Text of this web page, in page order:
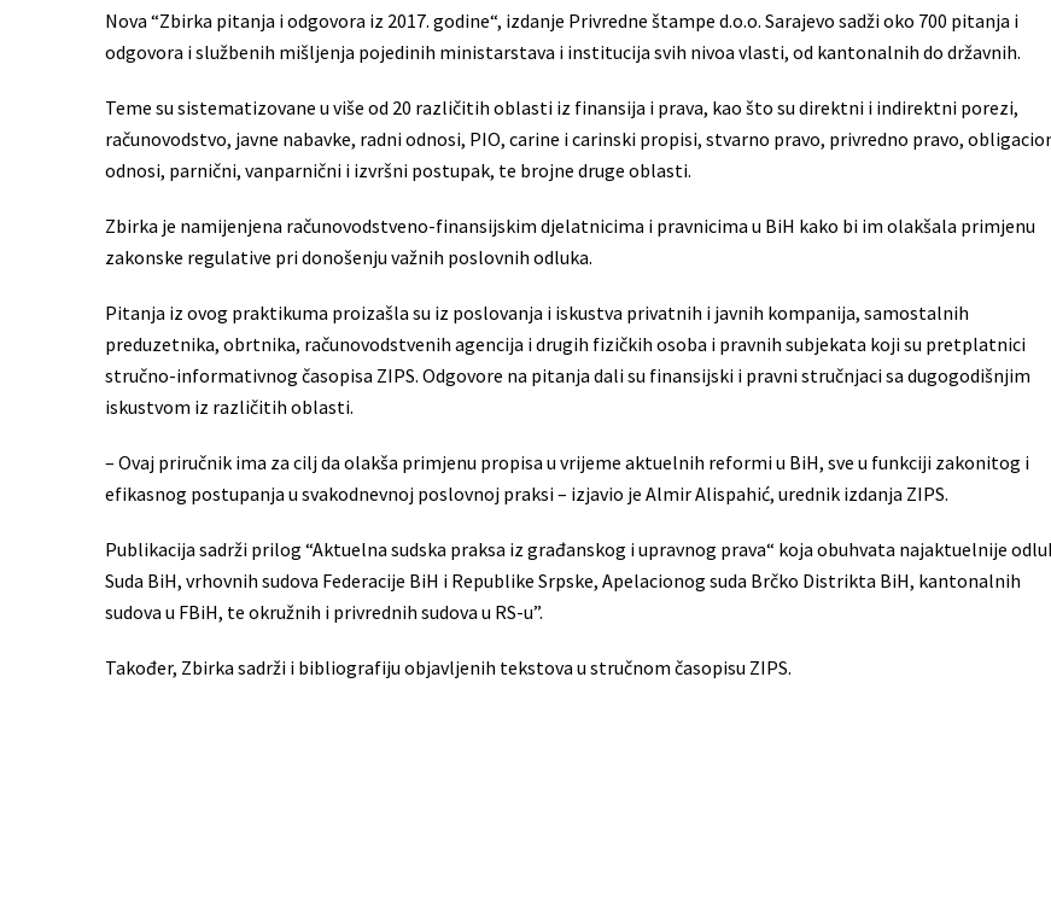
Nova “Zbirka pitanja i odgovora iz 2017. godine“, izdanje Privredne štampe d.o.o. Sarajevo sadži oko 700 pitanja i
odgovora i službenih mišljenja pojedinih ministarstava i institucija svih nivoa vlasti, od kantonalnih do državnih.
Teme su sistematizovane u više od 20 različitih oblasti iz finansija i prava, kao što su direktni i indirektni porezi,
računovodstvo, javne nabavke, radni odnosi, PIO, carine i carinski propisi, stvarno pravo, privredno pravo,
odnosi, parnični, vanparnični i izvršni postupak, te brojne druge oblasti.
Zbirka je namijenjena računovodstveno-finansijskim djelatnicima i pravnicima u BiH kako bi im olakšala primjenu
zakonske regulative pri donošenju važnih poslovnih odluka.
Pitanja iz ovog praktikuma proizašla su iz poslovanja i iskustva privatnih i javnih kompanija, samostalnih
preduzetnika, obrtnika, računovodstvenih agencija i drugih fizičkih osoba i pravnih subjekata koji su pretplatnici
stručno-informativnog časopisa ZIPS. Odgovore na pitanja dali su finansijski i pravni stručnjaci sa dugogodišnjim
iskustvom iz različitih oblasti.
– Ovaj priručnik ima za cilj da olakša primjenu propisa u vrijeme aktuelnih reformi u BiH, sve u funkciji zakonitog i
efikasnog postupanja u svakodnevnoj poslovnoj praksi – izjavio je Almir Alispahić, urednik izdanja ZIPS.
Publikacija sadrži prilog “Aktuelna sudska praksa iz građanskog i upravnog prava“ koja obuhvata najaktuelnije
Suda BiH, vrhovnih sudova Federacije BiH i Republike Srpske, Apelacionog suda Brčko Distrikta BiH, kantonalnih
sudova u FBiH, te okružnih i privrednih sudova u RS-u”.
Također, Zbirka sadrži i bibliografiju objavljenih tekstova u stručnom časopisu ZIPS.